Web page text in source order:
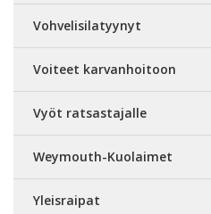
Vohvelisilatyynyt
Voiteet karvanhoitoon
Vyöt ratsastajalle
Weymouth-Kuolaimet
Yleisraipat